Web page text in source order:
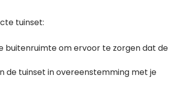
tuinset:
buitenruimte om ervoor te zorgen dat de
de tuinset in overeenstemming met je